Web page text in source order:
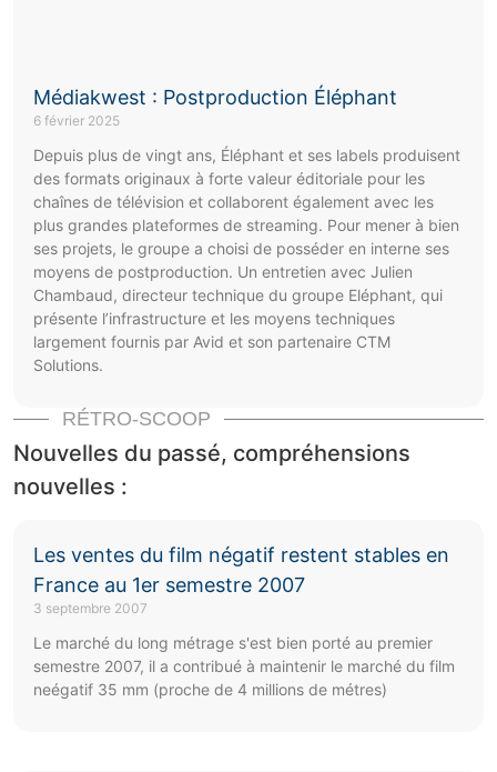
Médiakwest : Postproduction Éléphant
6 février 2025
Depuis plus de vingt ans, Éléphant et ses labels produisent
des formats originaux à forte valeur éditoriale pour les
chaînes de télévision et collaborent également avec les
plus grandes plateformes de streaming. Pour mener à bien
ses projets, le groupe a choisi de posséder en interne ses
moyens de postproduction. Un entretien avec Julien
Chambaud, directeur technique du groupe Eléphant, qui
présente l’infrastructure et les moyens techniques
largement fournis par Avid et son partenaire CTM
Solutions.
RÉTRO-SCOOP
Nouvelles du passé, compréhensions
nouvelles :
Les ventes du film négatif restent stables en
France au 1er semestre 2007
3 septembre 2007
Le marché du long métrage s'est bien porté au premier
semestre 2007, il a contribué à maintenir le marché du film
neégatif 35 mm (proche de 4 millions de métres)